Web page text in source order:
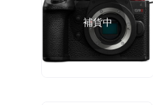
補貨中